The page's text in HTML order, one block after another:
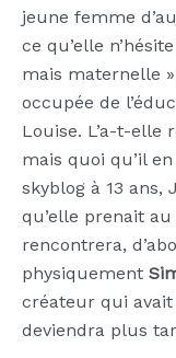
jeune femme
ce qu’elle
mais maternelle
occupée de
Louise. L’a-t-elle
mais quoi qu’il
skyblog à 13 ans,
qu’elle prenait
rencontrera,
physiquement
créateur qui
deviendra plus